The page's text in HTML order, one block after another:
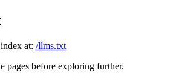
at: /llms.txt
pages before exploring further.